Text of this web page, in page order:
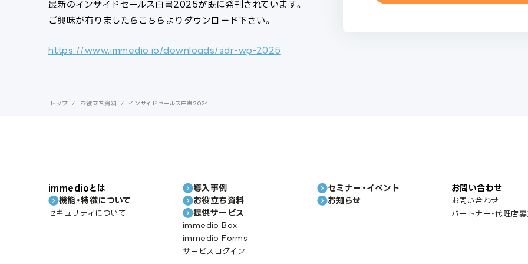
最新のインサイドセールス白書2025が既に発刊されています。
ご興味が有りましたらこちらよりダウンロード下さい。
https://www.immedio.io/downloads/sdr-wp-2025
トップ / お役立ち資料 / インサイドセールス白書2024
immedioとは
機能・特徴について
セキュリティについて
導入事例
お役立ち資料
提供サービス
immedio Box
immedio Forms
サービスログイン
セミナー・イベント
お知らせ
お問い合わせ
お問い合わせ
パートナー・代理店